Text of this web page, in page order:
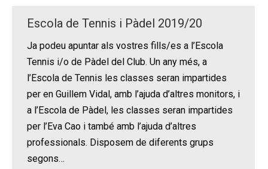
Escola de Tennis i Pàdel 2019/20
Ja podeu apuntar als vostres fills/es a l’Escola
Tennis i/o de Pàdel del Club. Un any més, a
l’Escola de Tennis les classes seran impartides
per en Guillem Vidal, amb l’ajuda d’altres monitors, i
a l’Escola de Pàdel, les classes seran impartides
per l’Eva Cao i també amb l’ajuda d’altres
professionals. Disposem de diferents grups
segons…